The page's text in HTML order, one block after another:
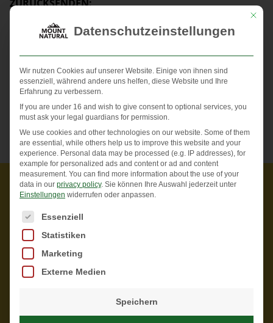
ZURÜCKSENDEN:
Kellerstraße 5
25462 Ellerbek
Mit
Datenschutzeinstellungen
Wir nutzen Cookies auf unserer Website. Einige von ihnen sind
essenziell, während andere uns helfen, diese Website und Ihre
Erfahrung zu verbessern.
If you are under 16 and wish to give consent to optional services, you
must ask your legal guardians for permission.
We use cookies and other technologies on our website. Some of them
are essential, while others help us to improve this website and your
experience. Personal data may be processed (e.g. IP addresses), for
example for personalized ads and content or ad and content
measurement. You can find more information about the use of your
data in our privacy policy. Sie können Ihre Auswahl jederzeit unter
Einstellungen widerrufen oder anpassen.
Es folgt eine Liste der Service-Gruppen, für die eine
Essenziell
Statistiken
Marketing
Externe Medien
Speichern